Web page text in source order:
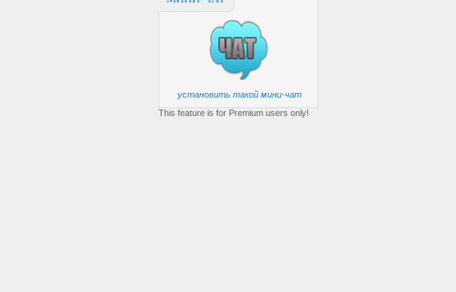
установить такой мини-чат
This feature is for Premium users only!